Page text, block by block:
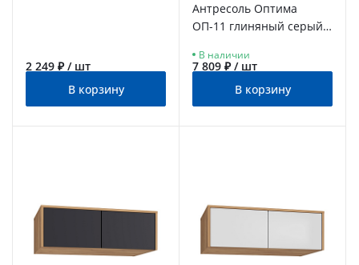
2 249 ₽ / шт
В корзину
Антресоль Оптима
ОП-11 глиняный серый/
В наличии
7 809 ₽ / шт
В корзину